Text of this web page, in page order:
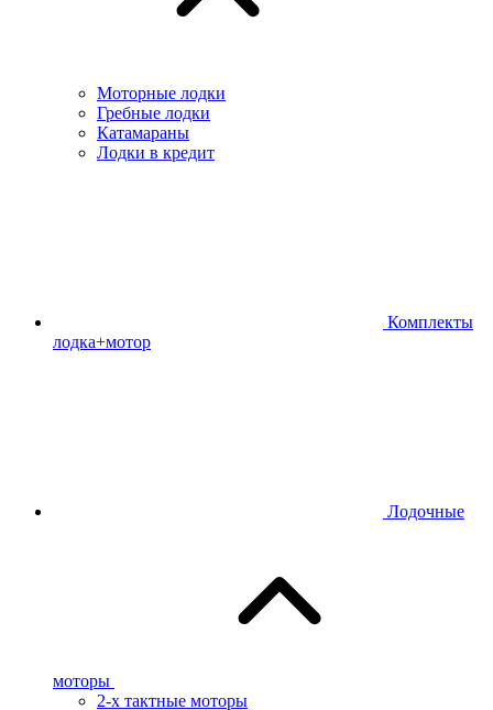
Моторные лодки
Гребные лодки
Катамараны
Лодки в кредит
Комплекты
лодка+мотор
Лодочные
моторы
2-х тактные моторы